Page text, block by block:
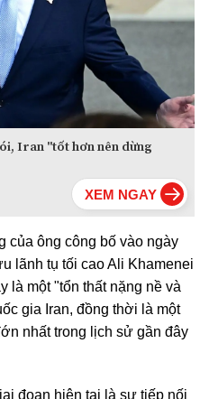
Iran "tốt hơn nên dừng
của ông công bố vào ngày
lãnh tụ tối cao Ali Khamenei
là một "tổn thất nặng nề và
gia Iran, đồng thời là một
nhất trong lịch sử gần đây
đoạn hiện tại là sự tiếp nối